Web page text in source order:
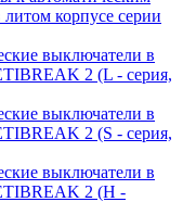
корпусе серии
выключатели в
2 (L - серия,
выключатели в
2 (S - серия,
выключатели в
2 (H -